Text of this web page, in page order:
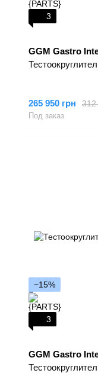
3
GGM Gastro
312
265 950 грн
Под заказ
−15%
3
GGM Gastro